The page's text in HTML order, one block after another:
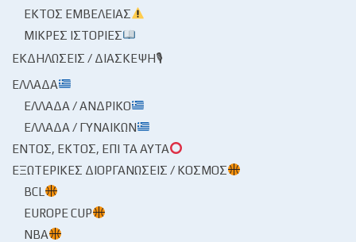
ΕΚΤΌΣ ΕΜΒΈΛΕΙΑΣ
ΜΙΚΡΈΣ ΙΣΤΟΡΊΕΣ
ΕΚΔΗΛΏΣΕΙΣ / ΔΙΆΣΚΕΨΗ🎙
ΕΛΛΆΔΑ
ΕΛΛΆΔΑ / ΑΝΔΡΙΚΌ
ΕΛΛΆΔΑ / ΓΥΝΑΙΚΏΝ
ΕΝΤΌΣ, ΕΚΤΌΣ, ΕΠΊ ΤΑ ΑΥΤΆ
ΕΞΩΤΕΡΙΚΈΣ ΔΙΟΡΓΑΝΏΣΕΙΣ / ΚΌΣΜΟΣ
BCL
EUROPE CUP
NBA